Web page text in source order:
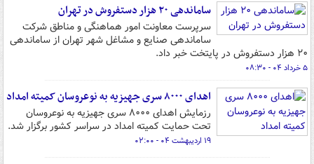
ساماندهی ۲۰ هزار دستفروش در تهران
سرپرست معاونت امور هماهنگی و مناطق شرکت
ساماندهی صنایع و مشاغل شهر تهران از ساماندهی
۲۰ هزار دستفروش در پایتخت خبر داد.
۵ خرداد ۰۴ - ۰۸:۳۰
اهدای ۸۰۰۰ سری جهیزیه به نوعروسان کمیته امداد
رزمایش اهدای ۸۰۰۰ سری جهیزیه به نوعروسان
تحت حمایت کمیته امداد در سراسر کشور برگزار شد.
۱۹ اردیبهشت ۰۴ - ۰۲:۰۰